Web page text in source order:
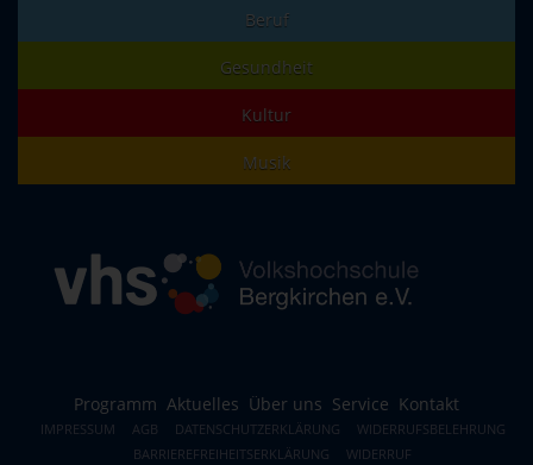
Beruf
Gesundheit
Kultur
Musik
Programm Aktuelles Über uns Service Kontakt
IMPRESSUM AGB DATENSCHUTZERKLÄRUNG
WIDERRUFSBELEHRUNG
BARRIEREFREIHEITSERKLÄRUNG
WIDERRUF